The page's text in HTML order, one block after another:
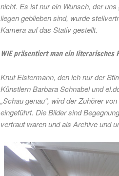
nicht. Es ist nur ein Wunsch, der
liegen geblieben sind, wurde
Kamera auf das Stativ gestellt.
WIE präsentiert man ein literarisches
Knut Elstermann, den ich nur der
Künstlern Barbara Schnabel und
„Schau genau“, wird der Zuhörer
eingeführt. Die Bilder sind
vertraut waren und als Archive und